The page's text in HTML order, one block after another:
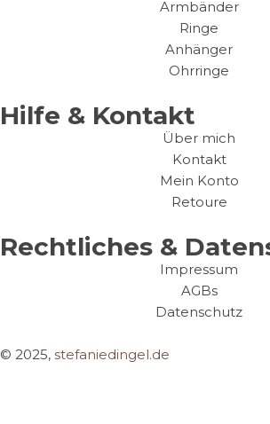
Armbänder
Ringe
Anhänger
Ohrringe
Hilfe & Kontakt
Über mich
Kontakt
Mein Konto
Retoure
Rechtliches &
Impressum
AGBs
Datenschutz
© 2025, stefaniedingel.de